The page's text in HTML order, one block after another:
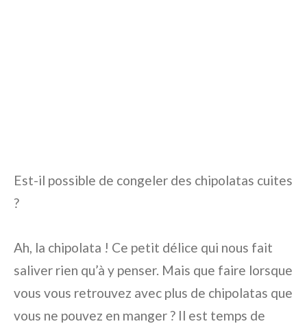
Est-il possible de congeler des chipolatas cuites
?
Ah, la chipolata ! Ce petit délice qui nous fait
saliver rien qu’à y penser. Mais que faire lorsque
vous vous retrouvez avec plus de chipolatas que
vous ne pouvez en manger ? Il est temps de